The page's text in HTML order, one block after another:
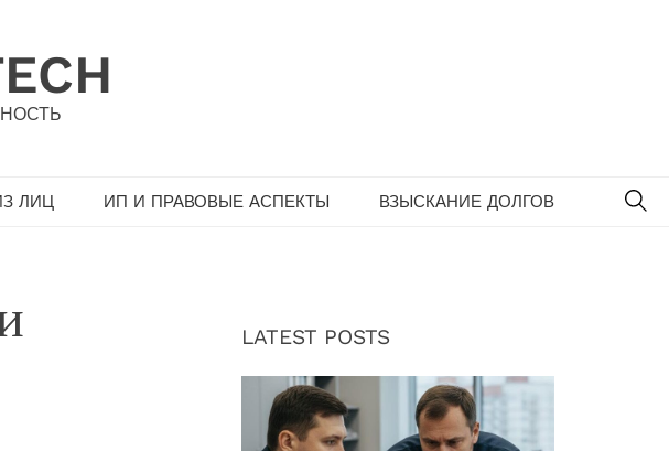
ЛИЦ ИП И ПРАВОВЫЕ АСПЕКТЫ ВЗЫСКАНИЕ ДОЛГОВ
LATEST POSTS